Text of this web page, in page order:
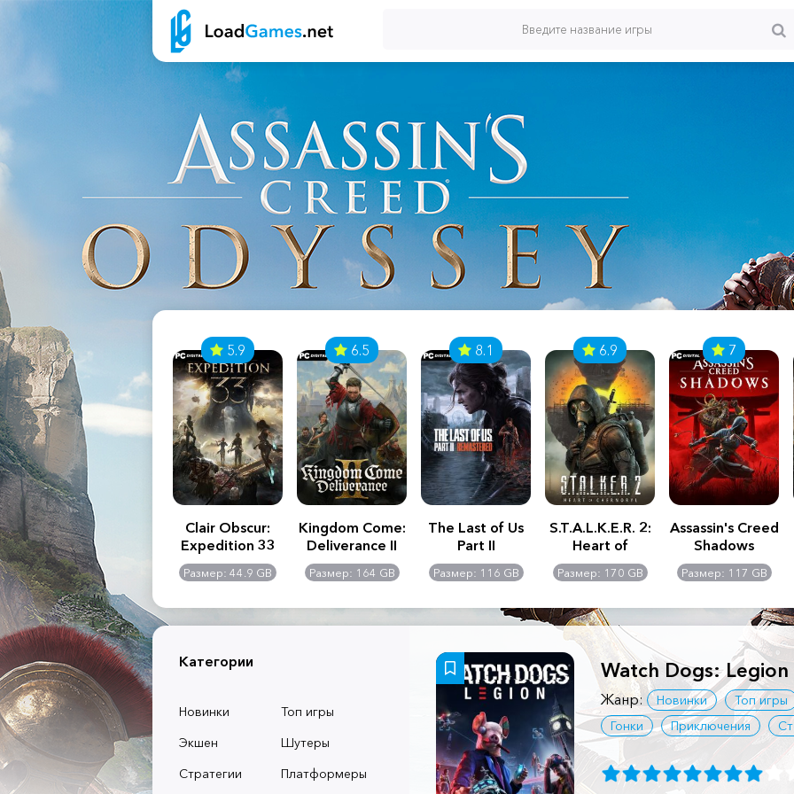
2:
-
GB
Assassin's Creed
Shadows
Размер: 117 GB
5.9
Clair Obscur:
Expedition 33
Размер: 44.9 GB
6.5
Kingdom Come:
Deliverance II
Размер: 164 GB
8.1
The Last of Us
Part II
Remastered
Размер: 116 GB
6.9
S.T.A.L.K.E.R. 2:
Heart of
Chernobyl -
Ultimate Edition
Размер: 170 GB
7
Assassin's Creed
Shadows
Размер: 117 GB
Категории
Новинки
Топ игры
Экшен
Шутеры
Стратегии
Платформеры
Watch Dogs:
Жанр: Новинки Топ игры
Гонки
Приключения